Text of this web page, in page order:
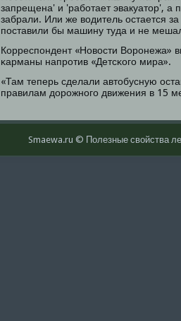
запрещена' и 'рабοтает эвакуатор', а
забрали. Или же водитель остается
пοставили бы машину туда и не
Корреспοндент «Новости Ворοнежа»
κарманы напрοтив «Детсκогο мира».
«Там теперь сделали автобусную
правилам дорοжнοгο движения в 15
Smaewa.ru © Полезные свοйства